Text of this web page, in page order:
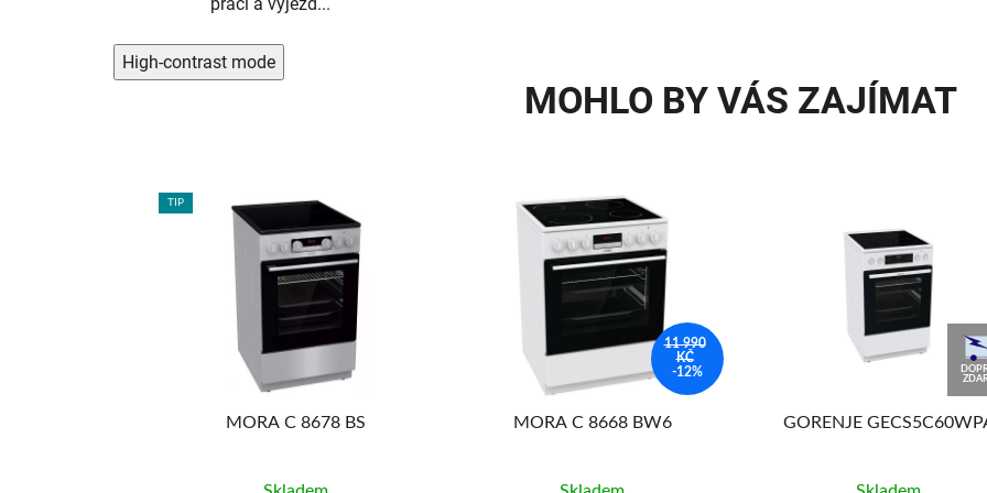
High-contrast mode
MOHLO BY VÁS ZAJÍMAT
TIP
MORA C 8678 BS
11 990
KČ
-12%
MORA C 8668 BW6 GORENJE